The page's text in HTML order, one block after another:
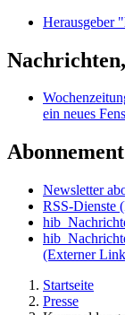
Herausgeber
ein neues
Abonnement
Newsletter
RSS-Dienste
(Externer
Startseite
Presse